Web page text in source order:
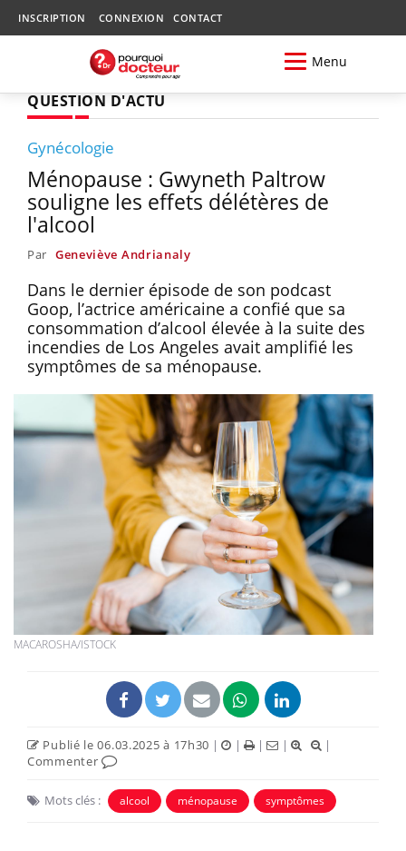
INSCRIPTION CONNEXION CONTACT
Menu
QUESTION D'ACTU
Gynécologie
Ménopause : Gwyneth Paltrow
souligne les effets délétères de
l'alcool
Par Geneviève Andrianaly
Dans le dernier épisode de son podcast
Goop, l’actrice américaine a confié que sa
consommation d’alcool élevée à la suite des
incendies de Los Angeles avait amplifié les
symptômes de sa ménopause.
MACAROSHA/ISTOCK
Publié le 06.03.2025 à 17h30 | | | |
|
Commenter
Mots clés : alcool ménopause symptômes